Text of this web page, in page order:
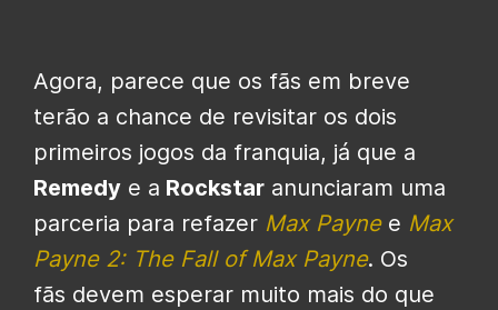
Agora, parece que os fãs em breve
terão a chance de revisitar os dois
primeiros jogos da franquia, já que a
Remedy e a Rockstar anunciaram uma
parceria para refazer Max Paynee Max
Payne 2: The Fall of Max Payne. Os
fãs devem esperar muito mais do que